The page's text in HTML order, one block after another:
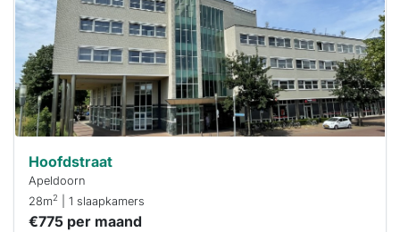
minuten
reageren.
Stekkies helpt
je hierbij!
Hoofdstraat
Apeldoorn
28m2 | 1 slaapkamers
€775 per maand